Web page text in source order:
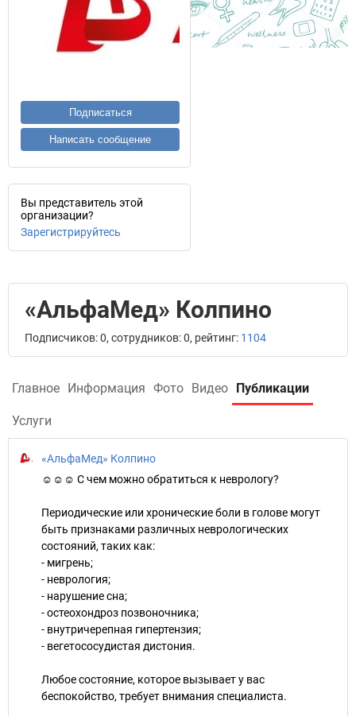
Подписаться
Написать сообщение
Вы представитель этой
организации?
Зарегистрируйтесь
«АльфаМед» Колпино
Подписчиков: 0, сотрудников: 0, рейтинг: 1104
Главное Информация Фото Видео Публикации
Услуги
«АльфаМед» Колпино
☺️☺️☺️ С чем можно обратиться к неврологу?
Периодические или хронические боли в голове могут
быть признаками различных неврологических
состояний, таких как:
- мигрень;
- неврология;
- нарушение сна;
- остеохондроз позвоночника;
- внутричерепная гипертензия;
- вегетососудистая дистония.
Любое состояние, которое вызывает у вас
беспокойство, требует внимания специалиста.